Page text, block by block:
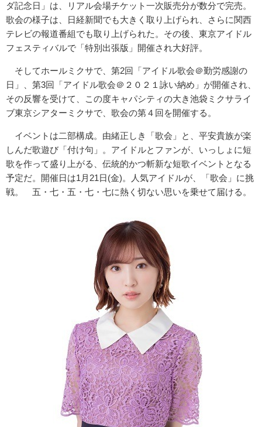
ダ記念日」は、リアル会場チケット一次販売分が数分で完売。
歌会の様子は、日経新聞でも大きく取り上げられ、さらに関西
テレビの報道番組でも取り上げられた。その後、東京アイドル
フェスティバルで「特別出張版」開催され大好評。
そしてホールミクサで、第2回「アイドル歌会＠勤労感謝の
日」、第3回「アイドル歌会＠２０２１詠い納め」が開催され、
その反響を受けて、この度キャパシティの大き池袋ミクサライ
ブ東京シアターミクサで、歌会の第４回を開催する。
イベントは二部構成。由緒正しき「歌会」と、平安貴族が楽
しんだ歌遊び「付け句」。アイドルとファンが、いっしょに短
歌を作って盛り上がる、伝統的かつ斬新な短歌イベントとなる
予定だ。開催日は1月21日(金)。人気アイドルが、「歌会」に挑
戦。 五・七・五・七・七に熱く切ない思いを乗せて届ける。